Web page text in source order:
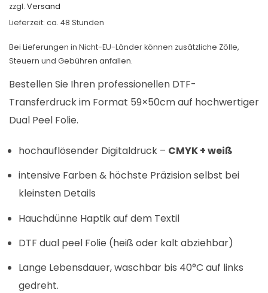
zzgl. Versand
Lieferzeit: ca. 48 Stunden
Bei Lieferungen in Nicht-EU-Länder können zusätzliche Zölle,
Steuern und Gebühren anfallen.
Bestellen Sie Ihren professionellen DTF-
Transferdruck im Format 59×50cm auf hochwertiger
Dual Peel Folie.
hochauflösender Digitaldruck – CMYK + weiß
intensive Farben & höchste Präzision selbst bei
kleinsten Details
Hauchdünne Haptik auf dem Textil
DTF dual peel Folie (heiß oder kalt abziehbar)
Lange Lebensdauer, waschbar bis 40°C auf links
gedreht.